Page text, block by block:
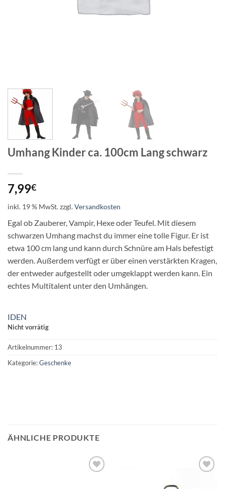
Umhang Kinder ca. 100cm Lang schwarz
7,99€
inkl. 19 % MwSt.zzgl.Versandkosten
Egal ob Zauberer, Vampir, Hexe oder Teufel. Mit diesem
schwarzen Umhang machst du immer eine tolle Figur. Er ist
etwa 100 cm lang und kann durch Schnüre am Hals befestigt
werden. Außerdem verfügt er über einen verstärkten Kragen,
der entweder aufgestellt oder umgeklappt werden kann. Ein
echtes Multitalent unter den Umhängen.
IDEN
Nicht vorrätig
Artikelnummer: 13
Kategorie:Geschenke
ÄHNLICHE PRODUKTE